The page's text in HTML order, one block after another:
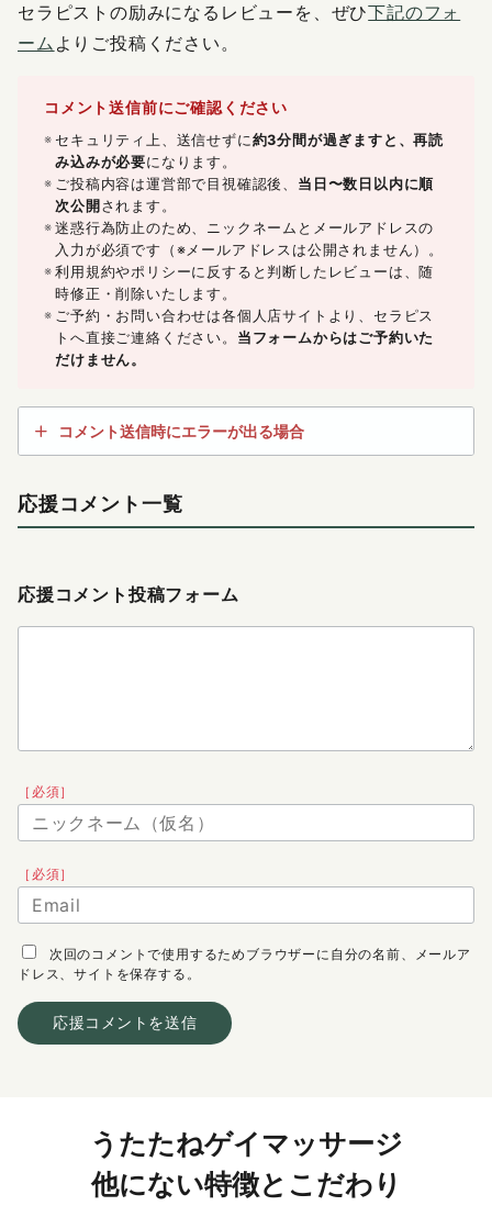
セラピストの励みになるレビューを、ぜひ下記のフォ
ーム よりご投稿ください。
コメント送信前にご確認ください
セキュリティ上、送信せずに約3分間が過ぎますと、再読
み込みが必要になります。
ご投稿内容は運営部で目視確認後、 当日〜数日以内に順
次公開 されます。
迷惑行為防止のため、ニックネームとメールアドレスの
入力が必須です（※メールアドレスは公開されません）。
利用規約やポリシーに反すると判断したレビューは、随
時修正・削除いたします。
ご予約・お問い合わせは各個人店サイトより、セラピス
トへ直接ご連絡ください。 当フォームからはご予約いた
だけません。
コメント送信時にエラーが出る場合
応援コメント一覧
応援コメント投稿フォーム
［必須］
［必須］
次回のコメントで使用するためブラウザーに自分の名前、メールア
ドレス、サイトを保存する。
うたたねゲイマッサージ
他にない特徴とこだわり